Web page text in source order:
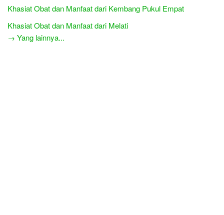
Khasiat Obat dan Manfaat dari Kembang Pukul Empat
Khasiat Obat dan Manfaat dari Melati
→ Yang lainnya...